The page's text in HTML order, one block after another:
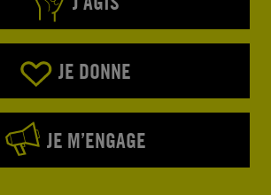
JE DONNE
JE M’ENGAGE